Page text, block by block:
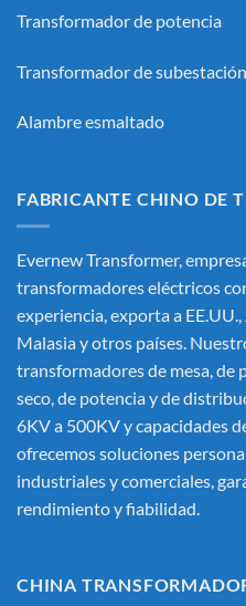
Transformador de potencia
Transformador de subestación
Alambre esmaltado
FABRICANTE CHINO DE
Evernew Transformer,
transformadores eléctricos
experiencia, exporta a
Malasia y otros países.
transformadores de mesa, de
seco, de potencia y de
6KV a 500KV y capacidades
ofrecemos soluciones
industriales y comerciales,
rendimiento y fiabilidad.
CHINA